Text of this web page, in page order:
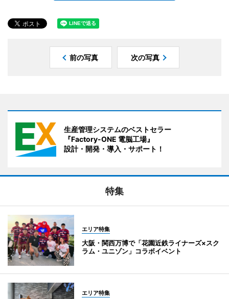
前の写真 次の写真
生産管理システムのベストセラー
『Factory-ONE 電脳工場』
設計・開発・導入・サポート！
特集
エリア特集
大阪・関西万博で「花園近鉄ライナーズ×スク
ラム・ユニゾン」コラボイベント
エリア特集